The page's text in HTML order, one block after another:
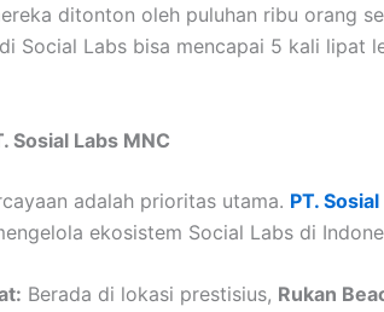
ditonton oleh puluhan ribu orang
Social Labs bisa mencapai 5 kali lipat
Sosial Labs MNC
adalah prioritas utama. PT.
ekosistem Social Labs di
Berada di lokasi prestisius, Rukan